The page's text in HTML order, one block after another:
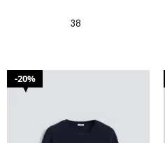
38
20%